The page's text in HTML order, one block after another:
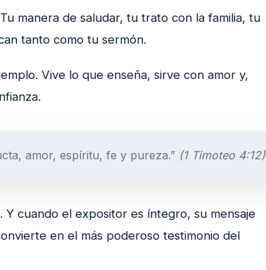
manera de saludar, tu trato con la familia, tu
tanto como tu sermón.
Vive lo que enseña, sirve con amor y,
amor, espíritu, fe y pureza.” (1 Timoteo 4:12)
cuando el expositor es íntegro, su mensaje
en el más poderoso testimonio del